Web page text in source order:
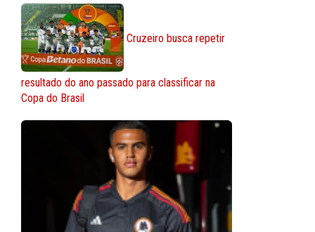
Cruzeiro busca repetir
resultado do ano passado para classificar na
Copa do Brasil